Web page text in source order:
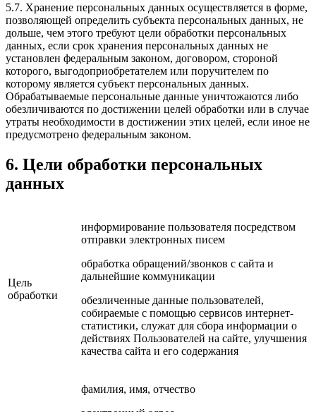
5.7. Хранение персональных данных осуществляется в форме,
позволяющей определить субъекта персональных данных, не
дольше, чем этого требуют цели обработки персональных
данных, если срок хранения персональных данных не
установлен федеральным законом, договором, стороной
которого, выгодоприобретателем или поручителем по
которому является субъект персональных данных.
Обрабатываемые персональные данные уничтожаются либо
обезличиваются по достижении целей обработки или в случае
утраты необходимости в достижении этих целей, если иное не
предусмотрено федеральным законом.
6. Цели обработки персональных
данных
Цель
обработки
информирование пользователя посредством
отправки электронных писем
обработка обращений/звонков с сайта и
дальнейшие коммуникации
обезличенные данные пользователей,
собираемые с помощью сервисов интернет-
статистики, служат для сбора информации о
действиях Пользователей на сайте, улучшения
качества сайта и его содержания
фамилия, имя, отчество